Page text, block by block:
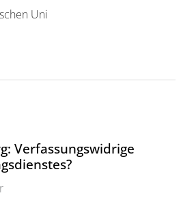
Uni
Dirigenten Michael Beck
Verfassungswidrige